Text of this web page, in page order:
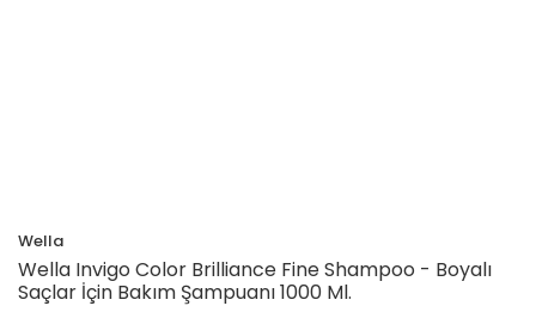
Wella
Wella Invigo Color Brilliance Fine Shampoo - Boyalı
Saçlar İçin Bakım Şampuanı 1000 Ml.